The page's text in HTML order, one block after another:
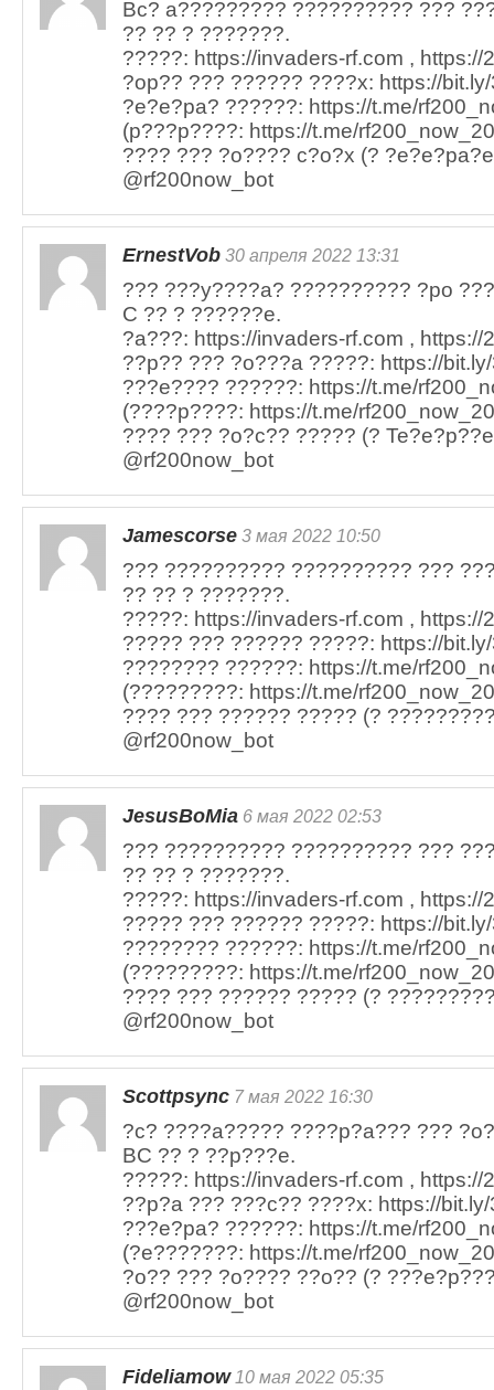
Bc? a????????? ?????????? ???
?? ?? ? ???????.
?????: https://invaders-rf.com , https://
?op?? ??? ?????? ????x: https://
?e?e?pa? ??????: https://t.me/
(p???p????: https://t.me/
???? ??? ?o???? c?o?x (?
@rf200now_bot
ErnestVob 30 апреля 2022 13:31
??? ???y????a? ?????????? ?po
C ?? ? ??????e.
?a???: https://invaders-rf.com , https://
??p?? ??? ?o???a ?????: https://
???e???? ??????: https://t.me/
(????p????: https://t.me/
???? ??? ?o?c?? ????? (?
@rf200now_bot
Jamescorse 3 мая 2022 10:50
??? ?????????? ?????????? ???
?? ?? ? ???????.
?????: https://invaders-rf.com , https://
????? ??? ?????? ?????: https://
???????? ??????: https://t.me/
(?????????: https://t.me/
???? ??? ?????? ????? (?
@rf200now_bot
JesusBoMia 6 мая 2022 02:53
??? ?????????? ?????????? ???
?? ?? ? ???????.
?????: https://invaders-rf.com , https://
????? ??? ?????? ?????: https://
???????? ??????: https://t.me/
(?????????: https://t.me/
???? ??? ?????? ????? (?
@rf200now_bot
Scottpsync 7 мая 2022 16:30
?c? ????a????? ????p?a??? ???
BC ?? ? ??p???e.
?????: https://invaders-rf.com , https://
??p?a ??? ???c?? ????x: https://
???e?pa? ??????: https://t.me/
(?e???????: https://t.me/
?o?? ??? ?o???? ??o?? (?
@rf200now_bot
Fideliamow10 мая 2022 05:35